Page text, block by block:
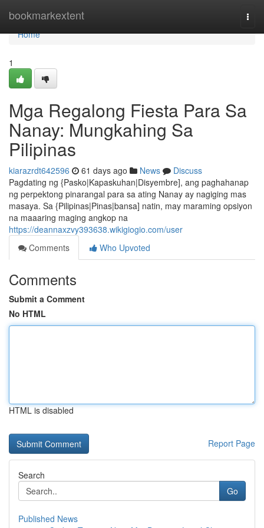
bookmarkextent
Home
Home
1
Mga Regalong Fiesta Para Sa
Nanay: Mungkahing Sa
Pilipinas
kiarazrdt642596 61 days ago News
Discuss
Pagdating ng {Pasko|Kapaskuhan|Disyembre], ang paghahanap
ng perpektong pinarangal para sa ating Nanay ay nagiging mas
masaya. Sa {Pilipinas|Pinas|bansa] natin, may maraming opsiyon
na maaaring maging angkop na
https://deannaxzvy393638.wikigiogio.com/user
Comments
Who Upvoted
Comments
Submit a Comment
No HTML
HTML is disabled
Report Page
Search
Go
Published News